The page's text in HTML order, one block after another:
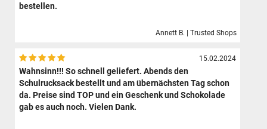
bestellen.
Annett B. | Trusted Shops
15.02.2024
Wahnsinn!!! So schnell geliefert. Abends den
Schulrucksack bestellt und am übernächsten Tag schon
da. Preise sind TOP und ein Geschenk und Schokolade
gab es auch noch. Vielen Dank.